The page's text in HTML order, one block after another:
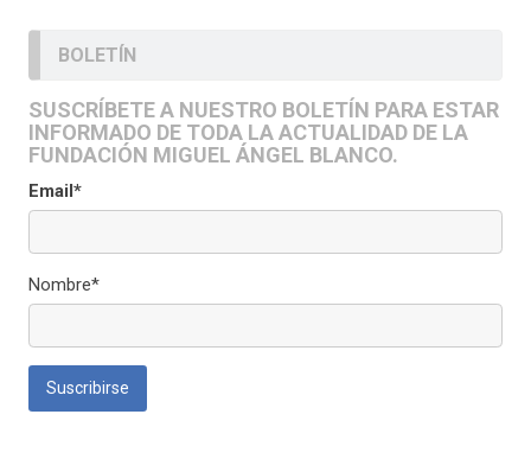
BOLETÍN
SUSCRÍBETE A NUESTRO BOLETÍN PARA ESTAR
INFORMADO DE TODA LA ACTUALIDAD DE LA
FUNDACIÓN MIGUEL ÁNGEL BLANCO.
Email*
Nombre*